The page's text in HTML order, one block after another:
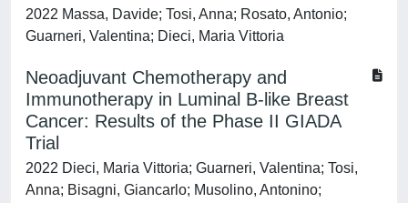
2022 Massa, Davide; Tosi, Anna; Rosato, Antonio;
Guarneri, Valentina; Dieci, Maria Vittoria
Neoadjuvant Chemotherapy and
Immunotherapy in Luminal B-like Breast
Cancer: Results of the Phase II GIADA
Trial
2022 Dieci, Maria Vittoria; Guarneri, Valentina; Tosi,
Anna; Bisagni, Giancarlo; Musolino, Antonino;